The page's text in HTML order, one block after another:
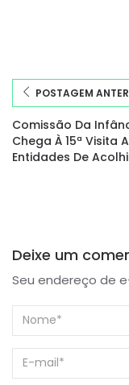
POSTAGEM
Comissão Da
Chega À 15ª Visita A
Entidades De
Deixe um
Seu endereço de